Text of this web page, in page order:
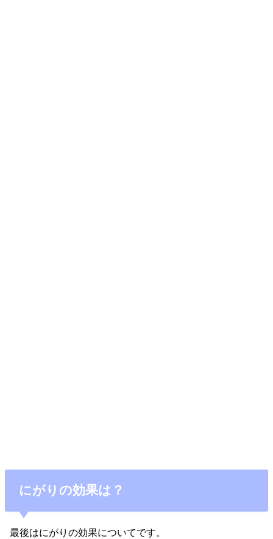
にがりの効果は？
最後はにがりの効果についてです。